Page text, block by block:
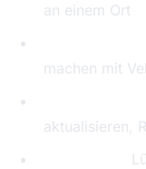
an einem Ort
machen mit
aktualisieren,